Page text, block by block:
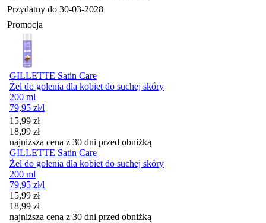
Przydatny do 30-03-2028
Promocja
GILLETTE Satin Care
Żel do golenia dla kobiet do suchej skóry
200 ml
79,95 zł/l
Cena promocyjna
15,99 zł
18,99 zł
najniższa cena z 30 dni przed obniżką
GILLETTE Satin Care
Żel do golenia dla kobiet do suchej skóry
200 ml
79,95 zł/l
Cena promocyjna
15,99 zł
18,99 zł
najniższa cena z 30 dni przed obniżką